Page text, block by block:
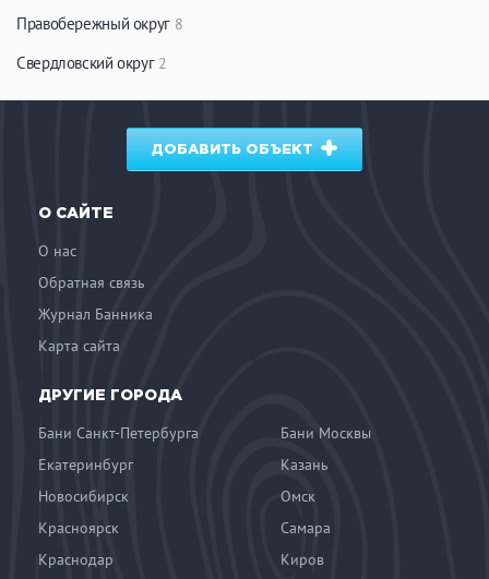
Правобережный округ 8
Свердловский округ 2
ДОБАВИТЬ ОБЪЕКТ
О САЙТЕ
О нас
Обратная связь
Журнал Банника
Карта сайта
ДРУГИЕ ГОРОДА
Бани Санкт-Петербурга
Бани Москвы
Екатеринбург
Казань
Новосибирск
Омск
Красноярск
Самара
Краснодар
Киров